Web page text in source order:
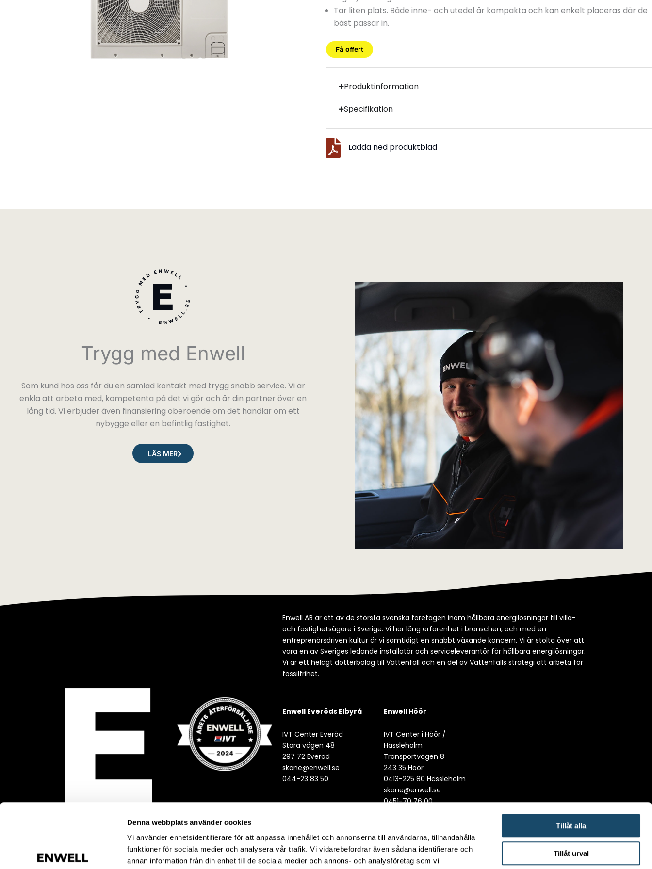
Denna webbplats använder cookies
Vi använder enhetsidentifierare för att anpassa innehållet och annonserna till användarna, tillhandahålla
funktioner för sociala medier och analysera vår trafik. Vi vidarebefordrar även sådana identifierare och
annan information från din enhet till de sociala medier och annons- och analysföretag som vi
Tillåt alla
Tillåt urval
Tar liten plats. Både inne- och utedel är kompakta och kan enkelt placeras där de
bäst passar in.
Få offert
Produktinformation
Specifikation
Ladda ned produktblad
Trygg med Enwell
Som kund hos oss får du en samlad kontakt med trygg snabb service. Vi är
enkla att arbeta med, kompetenta på det vi gör och är din partner över en
lång tid. Vi erbjuder även finansiering oberoende om det handlar om ett
nybygge eller en befintlig fastighet.
LÄS MER
Enwell AB är ett av de största svenska företagen inom hållbara energilösningar till villa-
och fastighetsägare i Sverige. Vi har lång erfarenhet i branschen, och med en
entreprenörsdriven kultur är vi samtidigt en snabbt växande koncern. Vi är stolta över att
vara en av Sveriges ledande installatör och serviceleverantör för hållbara energilösningar.
Vi är ett helägt dotterbolag till Vattenfall och en del av Vattenfalls strategi att arbeta för
fossilfrihet.
Enwell Everöds Elbyrå
IVT Center Everöd
Stora vägen 48
297 72 Everöd
skane@enwell.se
044-23 83 50
Enwell Höör
IVT Center i Höör /
Hässleholm
Transportvägen 8
243 35 Höör
0413-225 80 Hässleholm
skane@enwell.se
0451-70 76 00